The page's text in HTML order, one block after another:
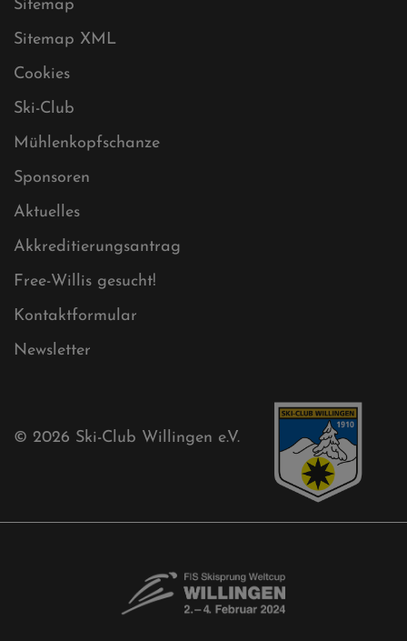
Impressum
Sitemap
Sitemap XML
Cookies
Ski-Club
Mühlenkopfschanze
Sponsoren
Aktuelles
Akkreditierungsantrag
Free-Willis gesucht!
Kontaktformular